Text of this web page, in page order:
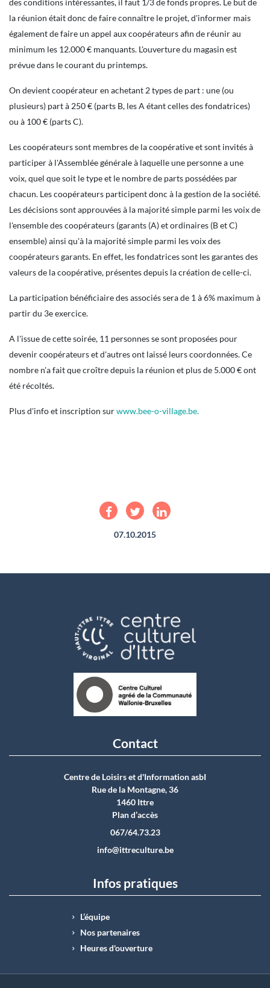
des conditions intéressantes, il faut 1/3 de fonds propres. Le but de
la réunion était donc de faire connaître le projet, d'informer mais
également de faire un appel aux coopérateurs afin de réunir au
minimum les 12.000 € manquants. L'ouverture du magasin est
prévue dans le courant du printemps.
On devient coopérateur en achetant 2 types de part : une (ou
plusieurs) part à 250 € (parts B, les A étant celles des fondatrices)
ou à 100 € (parts C).
Les coopérateurs sont membres de la coopérative et sont invités à
participer à l'Assemblée générale à laquelle une personne a une
voix, quel que soit le type et le nombre de parts possédées par
chacun. Les coopérateurs participent donc à la gestion de la société.
Les décisions sont approuvées à la majorité simple parmi les voix de
l'ensemble des coopérateurs (garants (A) et ordinaires (B et C)
ensemble) ainsi qu'à la majorité simple parmi les voix des
coopérateurs garants. En effet, les fondatrices sont les garantes des
valeurs de la coopérative, présentes depuis la création de celle-ci.
La participation bénéficiaire des associés sera de 1 à 6% maximum à
partir du 3e exercice.
A l'issue de cette soirée, 11 personnes se sont proposées pour
devenir coopérateurs et d'autres ont laissé leurs coordonnées. Ce
nombre n'a fait que croître depuis la réunion et plus de 5.000 € ont
été récoltés.
Plus d'info et inscription surwww.bee-o-village.be.
07.10.2015
Contact
Centre de Loisirs et d'Information asbI
Rue de la Montagne, 36
1460 Ittre
Plan d’accès
067/64.73.23
info@ittreculture.be
Infos pratiques
L’équipe
Nos partenaires
Heures d'ouverture